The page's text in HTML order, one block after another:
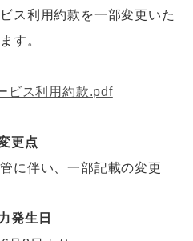
ス利用約款を一部変更いた
す。
ビス利用約款.pdf
更点
に伴い、一部記載の変更
発生日